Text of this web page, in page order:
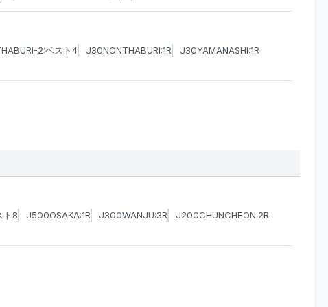
2:ベスト4 J30NONTHABURI:1R
J30YAMANASHI:1R
ト8 J500OSAKA:1R J300WANJU:3R
J200CHUNCHEON:2R